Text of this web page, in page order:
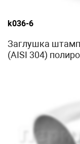
k036-6
Заглушка
(AISI 304)